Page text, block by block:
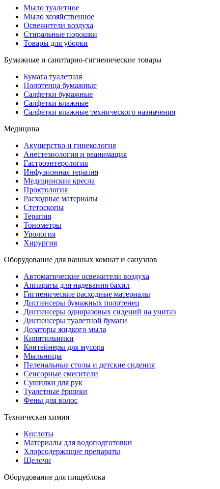
Мыло туалетное
Мыло хозяйственное
Освежители воздуха
Стиральные порошки
Товары для уборки
Бумажные и санитарно-гигиенические товары
Бумага туалетная
Полотенца бумажные
Салфетки бумажные
Салфетки влажные
Салфетки влажные технического назначения
Медицина
Акушерство и гинекология
Анестезиология и реанимация
Гастроэнтерология
Инфузионная терапия
Медицинские кресла
Проктология
Расходные материалы
Стетоскопы
Терапия
Тонометры
Урология
Хирургия
Оборудование для ванных комнат и санузлов
Автоматические освежители воздуха
Аппараты для надевания бахил
Гигиенические расходные материалы
Диспенсеры бумажных полотенец
Диспенсеры одноразовых сидений на унитаз
Диспенсеры туалетной бумаги
Дозаторы жидкого мыла
Кипятильники
Контейнеры для мусора
Мыльницы
Пеленальные столы и детские сидения
Сенсорные смесители
Сушилки для рук
Туалетные ёршики
Фены для волос
Техническая химия
Кислоты
Материалы для водоподготовки
Хлорсодержащие препараты
Щелочи
Оборудование для пищеблока